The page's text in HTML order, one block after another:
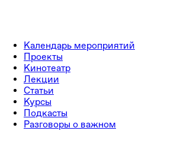
Календарь мероприятий
Проекты
Кинотеатр
Лекции
Статьи
Курсы
Подкасты
Разговоры о важном